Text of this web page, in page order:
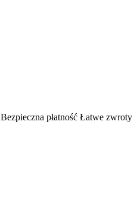
Bezpieczna płatność Łatwe zwroty